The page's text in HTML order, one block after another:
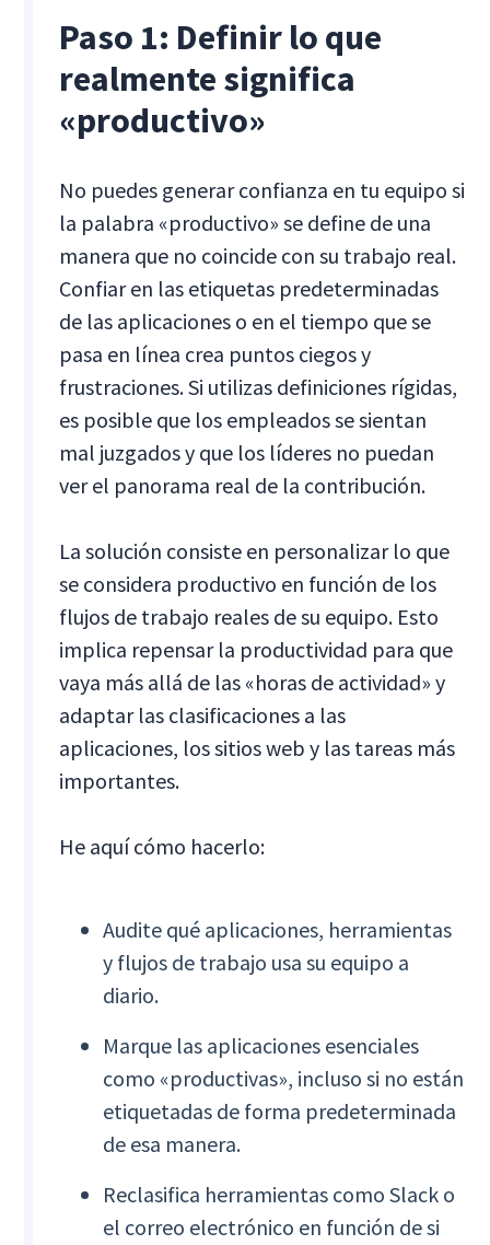
Paso 1: Definir lo que
realmente significa
«productivo»
No puedes generar confianza en tu equipo si
la palabra «productivo» se define de una
manera que no coincide con su trabajo real.
Confiar en las etiquetas predeterminadas
de las aplicaciones o en el tiempo que se
pasa en línea crea puntos ciegos y
frustraciones. Si utilizas definiciones rígidas,
es posible que los empleados se sientan
mal juzgados y que los líderes no puedan
ver el panorama real de la contribución.
La solución consiste en personalizar lo que
se considera productivo en función de los
flujos de trabajo reales de su equipo. Esto
implica repensar la productividad para que
vaya más allá de las «horas de actividad» y
adaptar las clasificaciones a las
aplicaciones, los sitios web y las tareas más
importantes.
He aquí cómo hacerlo:
Audite qué aplicaciones, herramientas
y flujos de trabajo usa su equipo a
diario.
Marque las aplicaciones esenciales
como «productivas», incluso si no están
etiquetadas de forma predeterminada
de esa manera.
Reclasifica herramientas como Slack o
el correo electrónico en función de si